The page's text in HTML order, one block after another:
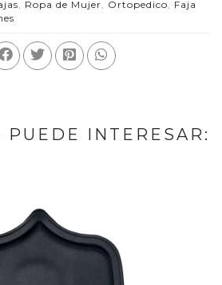
, Ropa de Mujer, Ortopedico, Faja
PUEDE INTERESAR: